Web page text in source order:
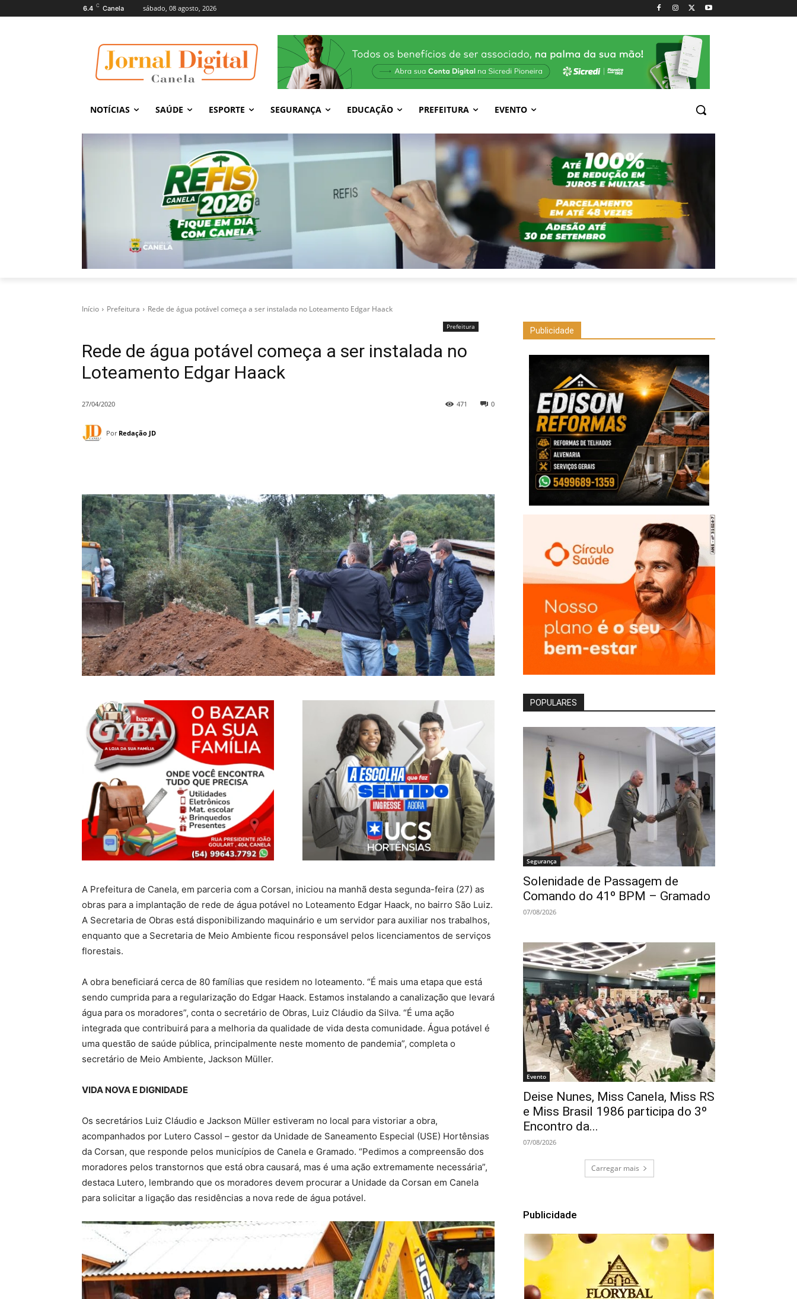
6.4 C Canela sábado, 08 agosto, 2026
NOTÍCIAS SAÚDE ESPORTE SEGURANÇA EDUCAÇÃO PREFEITURA EVENTO
Início Prefeitura Rede de água potável começa a ser instalada no Loteamento Edgar Haack
Prefeitura
Rede de água potável começa a ser instalada no
Loteamento Edgar Haack
27/04/2020 0
471
Por Redação JD
A Prefeitura de Canela, em parceria com a Corsan, iniciou na manhã desta segunda-feira (27) as
obras para a implantação de rede de água potável no Loteamento Edgar Haack, no bairro São Luiz.
A Secretaria de Obras está disponibilizando maquinário e um servidor para auxiliar nos trabalhos,
enquanto que a Secretaria de Meio Ambiente ficou responsável pelos licenciamentos de serviços
florestais.
A obra beneficiará cerca de 80 famílias que residem no loteamento. “É mais uma etapa que está
sendo cumprida para a regularização do Edgar Haack. Estamos instalando a canalização que levará
água para os moradores”, conta o secretário de Obras, Luiz Cláudio da Silva. “É uma ação
integrada que contribuirá para a melhoria da qualidade de vida desta comunidade. Água potável é
uma questão de saúde pública, principalmente neste momento de pandemia”, completa o
secretário de Meio Ambiente, Jackson Müller.
VIDA NOVA E DIGNIDADE
Os secretários Luiz Cláudio e Jackson Müller estiveram no local para vistoriar a obra,
acompanhados por Lutero Cassol – gestor da Unidade de Saneamento Especial (USE) Hortênsias
da Corsan, que responde pelos municípios de Canela e Gramado. “Pedimos a compreensão dos
moradores pelos transtornos que está obra causará, mas é uma ação extremamente necessária”,
destaca Lutero, lembrando que os moradores devem procurar a Unidade da Corsan em Canela
para solicitar a ligação das residências a nova rede de água potável.
Publicidade
POPULARES
Segurança
Solenidade de Passagem de
Comando do 41º BPM – Gramado
07/08/2026
Evento
Deise Nunes, Miss Canela, Miss RS
e Miss Brasil 1986 participa do 3º
Encontro da...
07/08/2026
Carregar mais
Publicidade